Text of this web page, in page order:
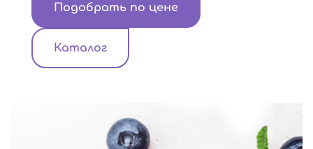
Подобрать по цене
Каталог